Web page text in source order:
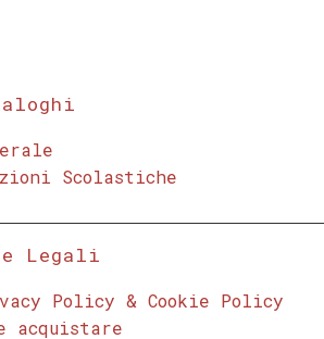
Scolastiche
Legali
Policy & Cookie Policy
acquistare